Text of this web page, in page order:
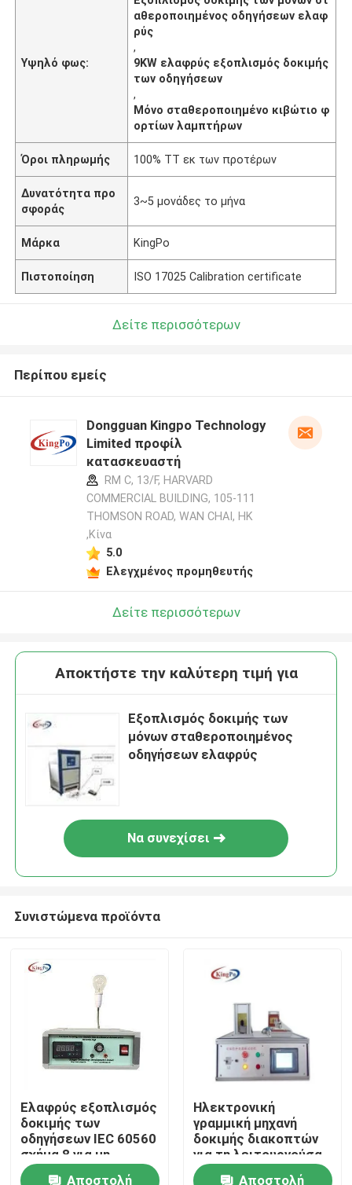
Προϊόντα
Περίπου εμείς
Υψηλό φως:
αθεροποιημένος οδηγήσεων ελαφ
ρύς
,
9KW ελαφρύς εξοπλισμός δοκιμής
των οδηγήσεων
,
Μόνο σταθεροποιημένο κιβώτιο φ
ορτίων λαμπτήρων
Όροι πληρωμής 100% TT εκ των προτέρων
Δυνατότητα προ
σφοράς
3~5 μονάδες το μήνα
Μάρκα KingPo
Πιστοποίηση ISO 17025 Calibration certificate
Δείτε περισσότερων
Περίπου εμείς
Dongguan Kingpo Technology
Limited προφίλ
κατασκευαστή
RM C, 13/F, HARVARD
COMMERCIAL BUILDING, 105-111
THOMSON ROAD, WAN CHAI, HK
,Κίνα
5.0
Ελεγχμένος προμηθευτής
Δείτε περισσότερων
Αποκτήστε την καλύτερη τιμή για
Εξοπλισμός δοκιμής των
μόνων σταθεροποιημένος
οδηγήσεων ελαφρύς
Να συνεχίσει
Συνιστώμενα προϊόντα
Ελαφρύς εξοπλισμός
δοκιμής των
οδηγήσεων IEC 60560
σχήμα 8 για μη -
λαμπτήρας Dimmable
Αποστολή
Ηλεκτρονική
γραμμική μηχανή
δοκιμής διακοπτών
για τη λειτουργούσα
ζωή ικανότητας
Αποστολή